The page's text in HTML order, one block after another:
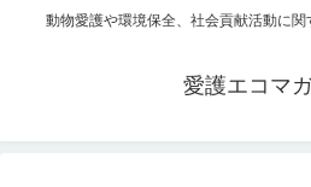
動物愛護や環境保全、社会貢献活動に関
愛護エコマ